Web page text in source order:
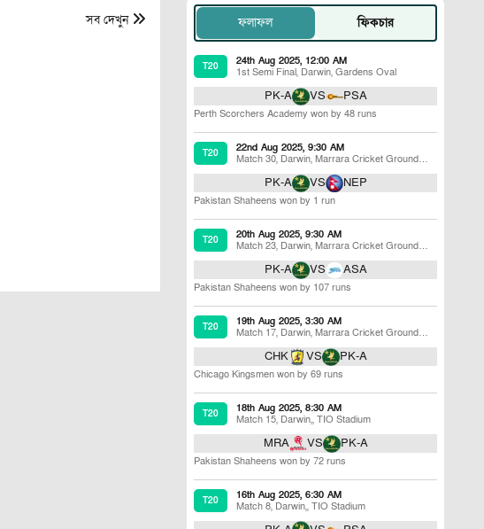
সব দেখুন ফলাফল ফিকচার
T20
24th Aug 2025, 12:00 AM
1st Semi Final, Darwin, Gardens Oval
PK-A VS PSA
Perth Scorchers Academy won by 48 runs
T20
22nd Aug 2025, 9:30 AM
Match 30, Darwin, Marrara Cricket Ground
PK-A VS NEP
Pakistan Shaheens won by 1 run
T20
20th Aug 2025, 9:30 AM
Match 23, Darwin, Marrara Cricket Ground
PK-A VS ASA
Pakistan Shaheens won by 107 runs
T20
19th Aug 2025, 3:30 AM
Match 17, Darwin, Marrara Cricket Ground
CHK VS PK-A
Chicago Kingsmen won by 69 runs
T20
18th Aug 2025, 8:30 AM
Match 15, Darwin,, TIO Stadium
MRA VS PK-A
Pakistan Shaheens won by 72 runs
T20
16th Aug 2025, 6:30 AM
Match 8, Darwin,, TIO Stadium